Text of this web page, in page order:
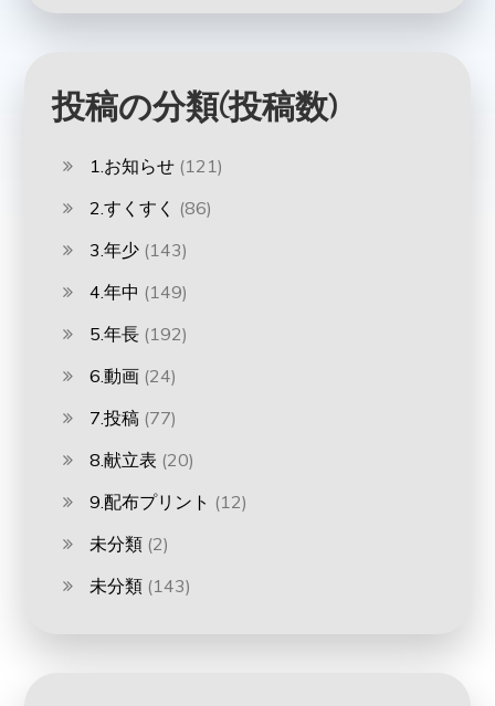
投稿の分類(投稿数)
1.お知らせ (121)
2.すくすく (86)
3.年少 (143)
4.年中 (149)
5.年長 (192)
6.動画 (24)
7.投稿 (77)
8.献立表 (20)
9.配布プリント (12)
未分類 (2)
未分類 (143)